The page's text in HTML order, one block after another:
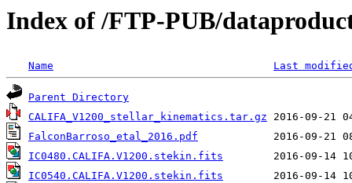
Index of /FTP-PUB/
Name Last
Parent Directory
CALIFA_V1200_stellar_kinematics.tar.gz
FalconBarroso_etal_2016.pdf
IC0480.CALIFA.V1200.stekin.fits
IC0540.CALIFA.V1200.stekin.fits